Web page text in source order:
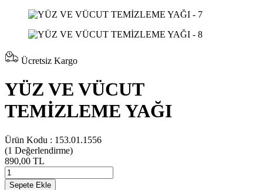
Ücretsiz Kargo
YÜZ VE VÜCUT
TEMİZLEME YAĞI
Ürün Kodu : 153.01.1556
(1 Değerlendirme)
890,00 TL
Sepete Ekle